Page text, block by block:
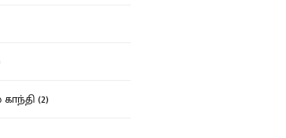
(2)